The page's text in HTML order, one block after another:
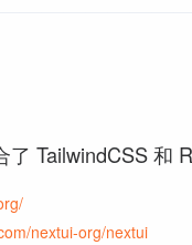
了 TailwindCSS 和
nextui-org/nextui